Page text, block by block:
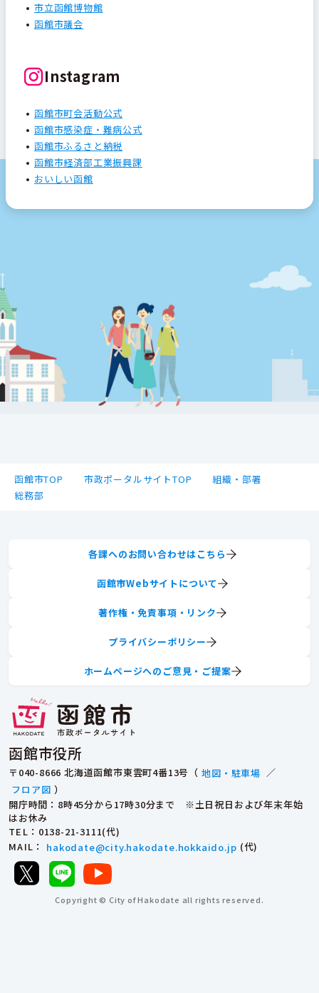
市立函館博物館
函館市議会
Instagram
函館市町会活動公式
函館市感染症・難病公式
函館市ふるさと納税
函館市経済部工業振興課
おいしい函館
函館市TOP 市政ポータルサイトTOP
組織・部署
総務部
函館市役所
〒040-8666 北海道函館市東雲町4番13号（ 地図・駐車場 ／
フロア図 ）
開庁時間：8時45分から17時30分まで ※土日祝日および年末年始
はお休み
TEL ：0138-21-3111(代)
MAIL ： hakodate@city.hakodate.hokkaido.jp (代)
各課へのお問い合わせはこちら
函館市Webサイトについて
著作権・免責事項・リンク
プライバシーポリシー
ホームページへのご意見・ご提案
Copyright © City of Hakodate all rights reserved.